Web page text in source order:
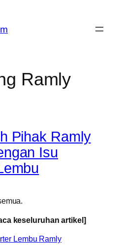
Ramly
Pihak Ramly
Isu
keseluruhan artikel]